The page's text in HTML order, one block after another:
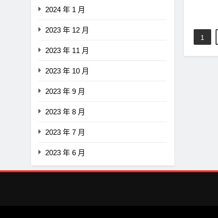
2024 年 1 月
2023 年 12 月
2023 年 11 月
2023 年 10 月
2023 年 9 月
2023 年 8 月
2023 年 7 月
2023 年 6 月
1